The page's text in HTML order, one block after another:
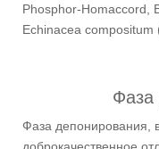
Phosphor-Homaccord,
Echinacea compositum
Фаза
Фаза депонирования,
доброкачественное